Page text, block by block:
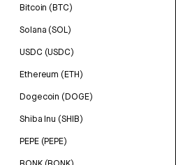
Bitcoin (BTC)
Solana (SOL)
USDC (USDC)
Ethereum (ETH)
Dogecoin (DOGE)
Shiba Inu (SHIB)
PEPE (PEPE)